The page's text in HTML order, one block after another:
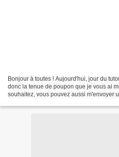
Bonjour à toutes ! Aujourd'hui, jour du
donc la tenue de poupon que je vous ai
souhaitez, vous pouvez aussi m'envoyer